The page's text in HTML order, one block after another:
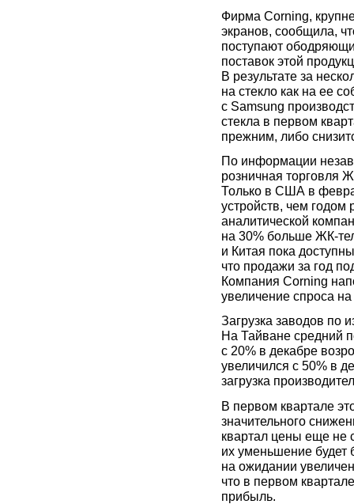
Фирма Corning,
экранов, сообщила,
поступают
поставок этой
В результате за
на стекло как на ее
с Samsung
стекла в первом
прежним, либо
По информации
розничная торговля
Только в США в
устройств, чем
аналитической
на 30% больше ЖК-
и Китая пока
что продажи за год
Компания Corning
увеличение спроса
Загрузка заводов по
На Тайване средний
с 20% в декабре
увеличился с 50% в
загрузка
В первом квартале
значительного
квартал цены еще не
их уменьшение
на ожидании
что в первом
прибыль.